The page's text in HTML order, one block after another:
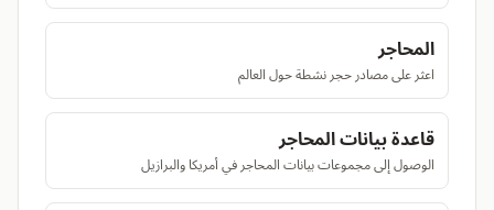
المحاجر
اعثر على مصادر حجر نشطة حول العالم
قاعدة بيانات المحاجر
الوصول إلى مجموعات بيانات المحاجر في أمريكا والبرازيل